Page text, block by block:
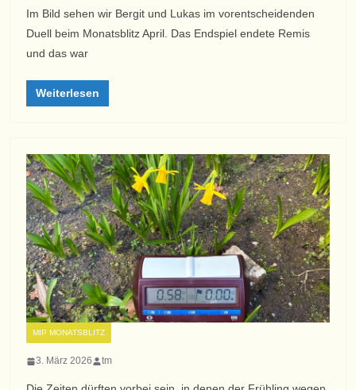
Im Bild sehen wir Bergit und Lukas im vorentscheidenden
Duell beim Monatsblitz April. Das Endspiel endete Remis
und das war
Weiterlesen
MIP MONATSBLITZ
3. März 2026 tm